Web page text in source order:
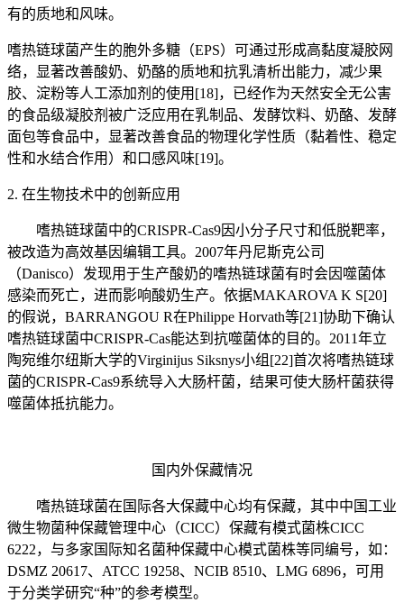
有的质地和风味。
嗜热链球菌产生的胞外多糖（EPS）可通过形成高黏度凝胶网
络，显著改善酸奶、奶酪的质地和抗乳清析出能力，减少果
胶、淀粉等人工添加剂的使用[18]，已经作为天然安全无公害
的食品级凝胶剂被广泛应用在乳制品、发酵饮料、奶酪、发酵
面包等食品中，显著改善食品的物理化学性质（黏着性、稳定
性和水结合作用）和口感风味[19]。
2. 在生物技术中的创新应用
嗜热链球菌中的CRISPR-Cas9因小分子尺寸和低脱靶率，
被改造为高效基因编辑工具。2007年丹尼斯克公司
（Danisco）发现用于生产酸奶的嗜热链球菌有时会因噬菌体
感染而死亡，进而影响酸奶生产。依据MAKAROVA K S[20]
的假说，BARRANGOU R在Philippe Horvath等[21]协助下确认
嗜热链球菌中CRISPR-Cas能达到抗噬菌体的目的。2011年立
陶宛维尔纽斯大学的Virginijus Siksnys小组[22]首次将嗜热链球
菌的CRISPR-Cas9系统导入大肠杆菌，结果可使大肠杆菌获得
噬菌体抵抗能力。
国内外保藏情况
嗜热链球菌在国际各大保藏中心均有保藏，其中中国工业
微生物菌种保藏管理中心（CICC）保藏有模式菌株CICC
6222，与多家国际知名菌种保藏中心模式菌株等同编号，如：
DSMZ 20617、ATCC 19258、NCIB 8510、LMG 6896，可用
于分类学研究“种”的参考模型。